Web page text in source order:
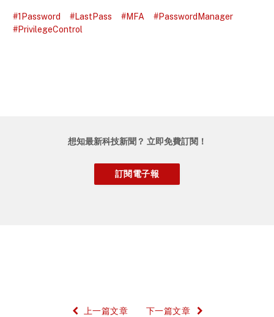
#1Password #LastPass #MFA
#PasswordManager
#PrivilegeControl
想知最新科技新聞？ 立即免費訂閱！
上一篇文章
下一篇文章